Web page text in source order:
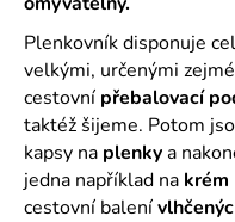
Plenkovník disponuje
velkými, určenými
cestovní přebalovací
taktéž šijeme. Potom
kapsy na plenkya
jedna například na krém
cestovní balení
č
u
j
e
m
e